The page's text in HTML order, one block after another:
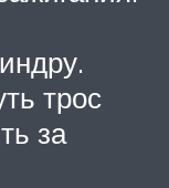
трос
за